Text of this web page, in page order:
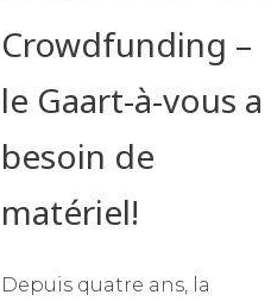
Crowdfunding –
le Gaart-à-vous a
besoin de
matériel!
Depuis quatre ans, la